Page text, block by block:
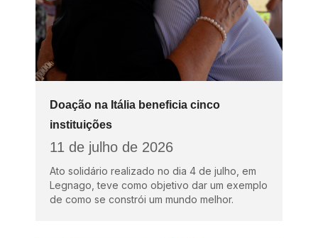
Doação na Itália beneficia cinco
instituições
11 de julho de 2026
Ato solidário realizado no dia 4 de julho, em
Legnago, teve como objetivo dar um exemplo
de como se constrói um mundo melhor.